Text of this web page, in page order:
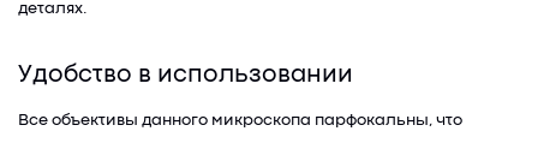
деталях.
Удобство в использовании
Все объективы данного микроскопа парфокальны, что